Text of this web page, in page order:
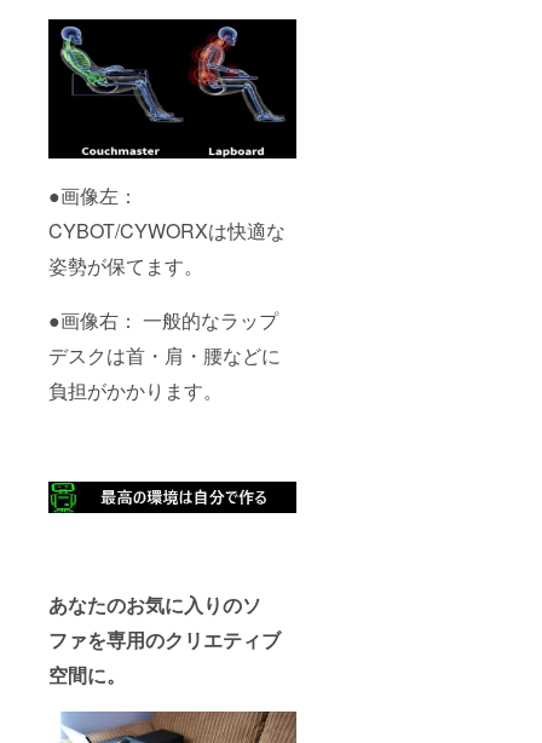
●画像左：
CYBOT/CYWORXは快適な
姿勢が保てます。
●画像右： 一般的なラップ
デスクは首・肩・腰などに
負担がかかります。
あなたのお気に入りのソ
ファを専用のクリエティブ
空間に。